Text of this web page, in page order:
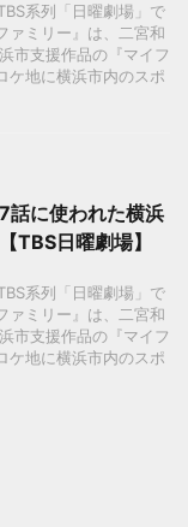
系列「日曜劇場」で
ァミリー』は、二宮和
市支援作品の『マイフ
ケ地に横浜市内のスポ
話に使われた横浜
TBS日曜劇場】
系列「日曜劇場」で
ァミリー』は、二宮和
市支援作品の『マイフ
ケ地に横浜市内のスポ